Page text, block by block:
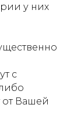
у них
с
от Вашей